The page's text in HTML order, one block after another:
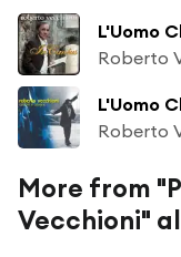
L'Uomo
Roberto
L'Uomo
Roberto
More from
Vecchioni"